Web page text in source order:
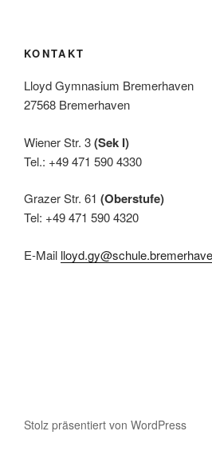
KONTAKT
Lloyd Gymnasium Bremerhaven
27568 Bremerhaven
Wiener Str. 3(Sek I)
Tel.: +49 471 590 4330
Grazer Str. 61 (Oberstufe)
Tel: +49 471 590 4320
E-Mail
Stolz präsentiert von WordPress